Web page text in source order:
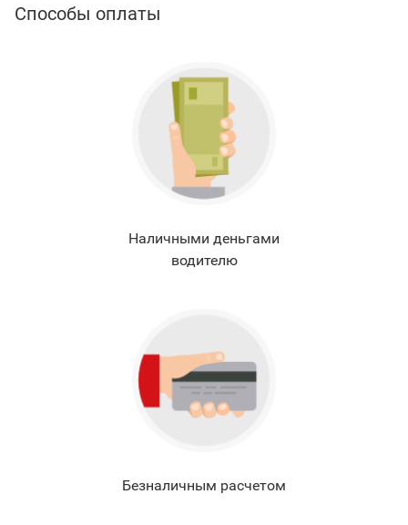
Способы оплаты
Наличными деньгами
водителю
Безналичным расчетом